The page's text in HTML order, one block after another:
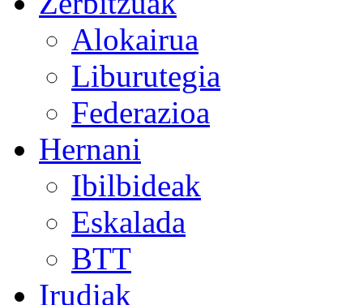
Alokairua
Liburutegia
Federazioa
Hernani
Ibilbideak
Eskalada
BTT
Irudiak